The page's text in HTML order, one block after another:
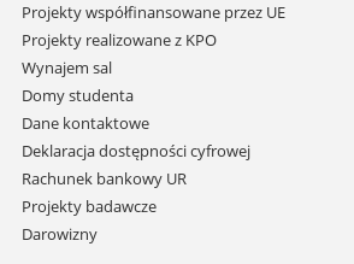
Projekty współfinansowane przez UE
Projekty realizowane z KPO
Wynajem sal
Domy studenta
Dane kontaktowe
Deklaracja dostępności cyfrowej
Rachunek bankowy UR
Projekty badawcze
Darowizny